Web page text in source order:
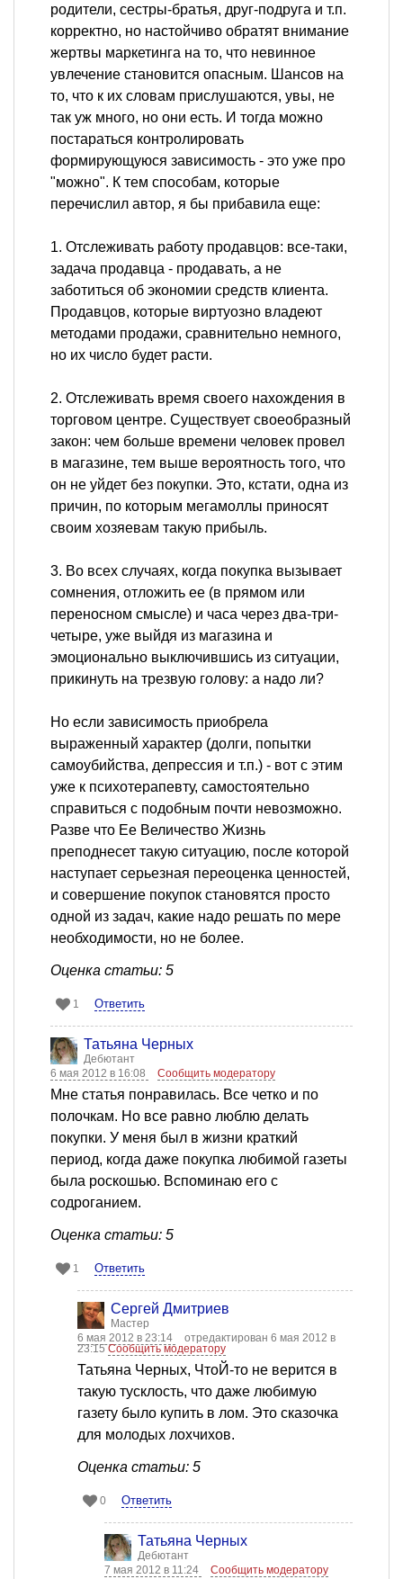
родители, сестры-братья, друг-подруга и т.п.
корректно, но настойчиво обратят внимание
жертвы маркетинга на то, что невинное
увлечение становится опасным. Шансов на
то, что к их словам прислушаются, увы, не
так уж много, но они есть. И тогда можно
постараться контролировать
формирующуюся зависимость - это уже про
"можно". К тем способам, которые
перечислил автор, я бы прибавила еще:
1. Отслеживать работу продавцов: все-таки,
задача продавца - продавать, а не
заботиться об экономии средств клиента.
Продавцов, которые виртуозно владеют
методами продажи, сравнительно немного,
но их число будет расти.
2. Отслеживать время своего нахождения в
торговом центре. Существует своеобразный
закон: чем больше времени человек провел
в магазине, тем выше вероятность того, что
он не уйдет без покупки. Это, кстати, одна из
причин, по которым мегамоллы приносят
своим хозяевам такую прибыль.
3. Во всех случаях, когда покупка вызывает
сомнения, отложить ее (в прямом или
переносном смысле) и часа через два-три-
четыре, уже выйдя из магазина и
эмоционально выключившись из ситуации,
прикинуть на трезвую голову: а надо ли?
Но если зависимость приобрела
выраженный характер (долги, попытки
самоубийства, депрессия и т.п.) - вот с этим
уже к психотерапевту, самостоятельно
справиться с подобным почти невозможно.
Разве что Ее Величество Жизнь
преподнесет такую ситуацию, после которой
наступает серьезная переоценка ценностей,
и совершение покупок становятся просто
одной из задач, какие надо решать по мере
необходимости, но не более.
Оценка статьи: 5
1 Ответить
Татьяна Черных
Дебютант
6 мая 2012 в 16:08
Сообщить модератору
Мне статья понравилась. Все четко и по
полочкам. Но все равно люблю делать
покупки. У меня был в жизни краткий
период, когда даже покупка любимой газеты
была роскошью. Вспоминаю его с
содроганием.
Оценка статьи: 5
1 Ответить
Сергей Дмитриев
Мастер
6 мая 2012 в 23:14
отредактирован 6 мая 2012 в
23:15Сообщить модератору
Татьяна Черных, ЧтоЙ-то не верится в
такую тусклость, что даже любимую
газету было купить в лом. Это сказочка
для молодых лохчихов.
Оценка статьи: 5
0 Ответить
Татьяна Черных
Дебютант
7 мая 2012 в 11:24
Сообщить модератору